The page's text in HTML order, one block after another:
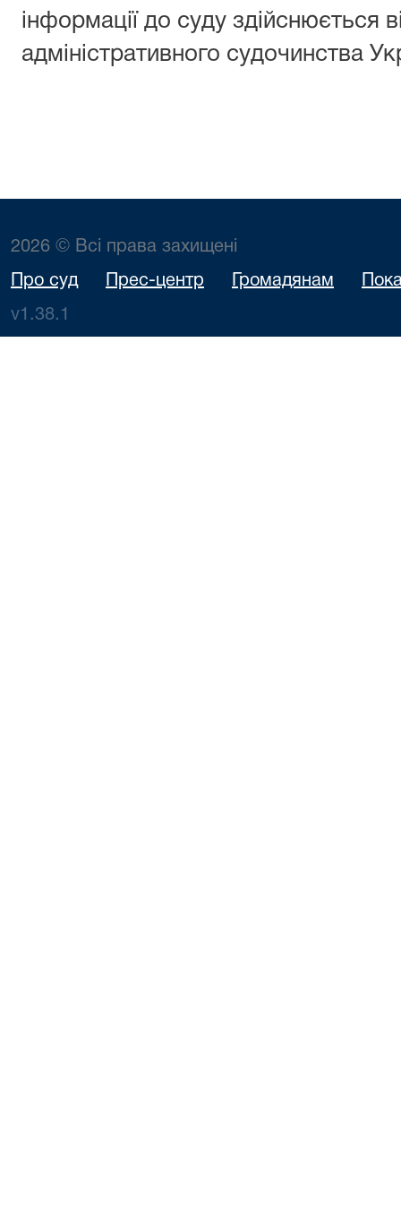
інформації до суду здійснюється
адміністративного судочинства
2026 © Всі права захищені
Про суд Прес-центр Громадянам
v1.38.1